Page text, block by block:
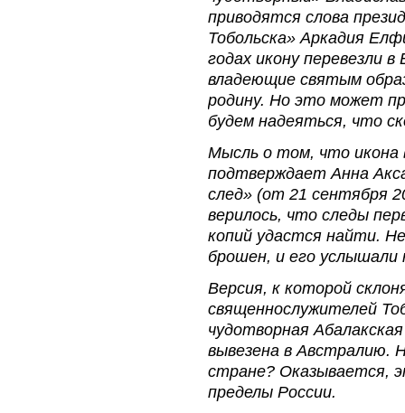
приводятся слова
Тобольска» Аркадия
годах икону перевезли
владеющие святым
родину. Но это может
будем надеяться, что
Мысль о том, что икона
подтверждает Анна
след» (от 21 сентября
верилось, что следы
копий удастся найти.
брошен, и его услышали
Версия, к которой
священнослужителей
чудотворная
вывезена в Австралию.
стране? Оказывается,
пределы России.